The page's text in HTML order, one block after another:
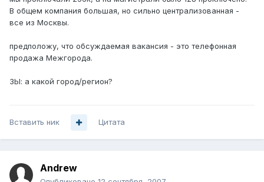
В общем компания большая, но сильно централизованная -
все из Москвы.
предположу, что обсуждаемая вакансия - это телефонная
продажа Межгорода.
ЗЫ: а какой город/регион?
Вставить ник Цитата
Andrеw